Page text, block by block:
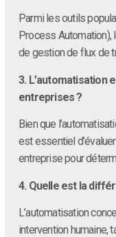
Parmi les outils
Process
de gestion de flux de
3. L’automatisation
entreprises ?
Bien que
est essentiel
entreprise pour
4. Quelle est la
L’automatisation
intervention humaine,